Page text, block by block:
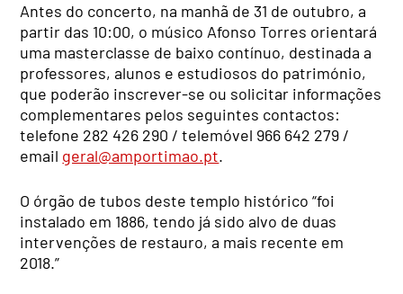
Antes do concerto, na manhã de 31 de outubro, a
partir das 10:00, o músico Afonso Torres orientará
uma masterclasse de baixo contínuo, destinada a
professores, alunos e estudiosos do património,
que poderão inscrever-se ou solicitar informações
complementares pelos seguintes contactos:
telefone 282 426 290 / telemóvel 966 642 279 /
email geral@amportimao.pt.
O órgão de tubos deste templo histórico “foi
instalado em 1886, tendo já sido alvo de duas
intervenções de restauro, a mais recente em
2018.”